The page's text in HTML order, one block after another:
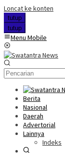
Loncat ke konten
tutup
tutup
Menu Mobile
Berita
Nasional
Daerah
Advertorial
Lainnya
Indeks